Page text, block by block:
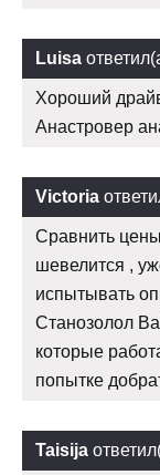
Luisa
Хороший
Анастровер
Victoria
Сравнить
шевелится ,
испытывать
Станозолол
которые
попытке
Taisija